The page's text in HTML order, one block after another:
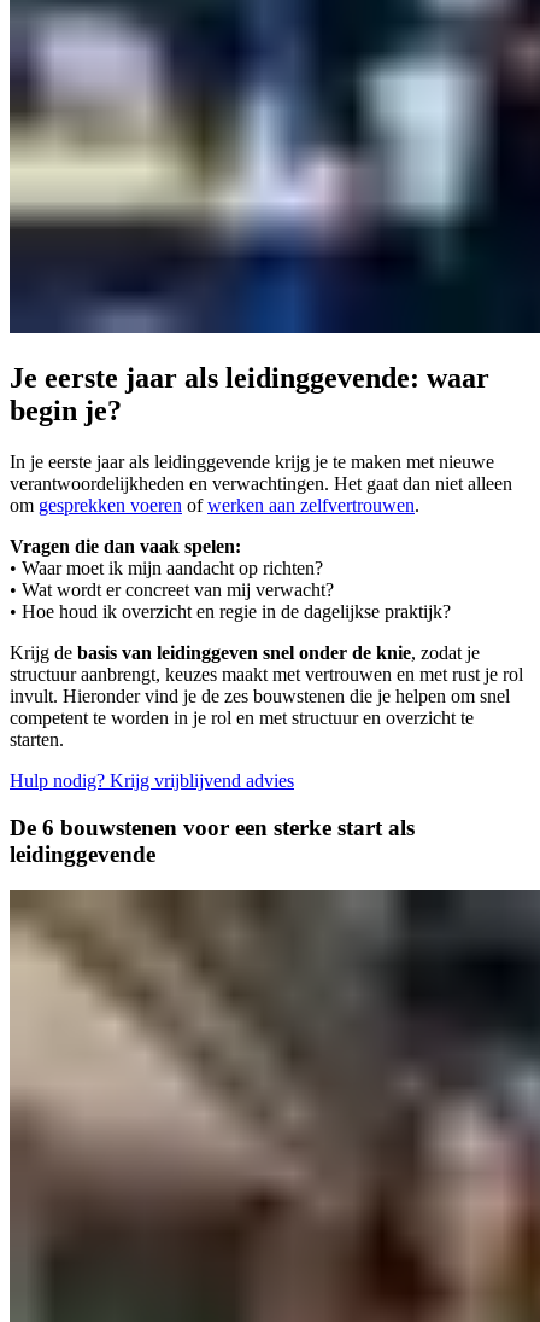
Je eerste jaar als leidinggevende: waar
begin je?
In je eerste jaar als leidinggevende krijg je te maken met nieuwe
verantwoordelijkheden en verwachtingen. Het gaat dan niet alleen
om gesprekken voeren ofwerken aan zelfvertrouwen.
Vragen die dan vaak spelen:
• Waar moet ik mijn aandacht op richten?
• Wat wordt er concreet van mij verwacht?
• Hoe houd ik overzicht en regie in de dagelijkse praktijk?
Krijg de basis van leidinggeven snel onder de knie, zodat je
structuur aanbrengt, keuzes maakt met vertrouwen en met rust je rol
invult. Hieronder vind je de zes bouwstenen die je helpen om snel
competent te worden in je rol en met structuur en overzicht te
starten.
Hulp nodig? Krijg vrijblijvend advies
De 6 bouwstenen voor een sterke start als
leidinggevende